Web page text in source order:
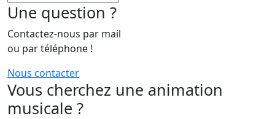
Une question ?
Contactez-nous par mail
ou par téléphone !
Nous contacter
Vous cherchez une animation
musicale ?